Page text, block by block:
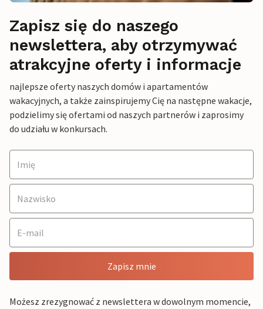
Zapisz się do naszego
newslettera, aby otrzymywać
atrakcyjne oferty i informacje
najlepsze oferty naszych domów i apartamentów
wakacyjnych, a także zainspirujemy Cię na następne wakacje,
podzielimy się ofertami od naszych partnerów i zaprosimy
do udziału w konkursach.
Zapisz mnie
Możesz zrezygnować z newslettera w dowolnym momencie,